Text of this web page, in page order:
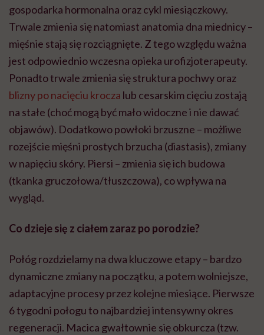
gospodarka hormonalna oraz cykl miesiączkowy.
Trwale zmienia się natomiast anatomia dna miednicy –
mięśnie stają się rozciągnięte. Z tego względu ważna
jest odpowiednio wczesna opieka urofizjoterapeuty.
Ponadto trwale zmienia się struktura pochwy oraz
blizny po nacięciu krocza lub cesarskim cięciu zostają
na stałe (choć mogą być mało widoczne i nie dawać
objawów). Dodatkowo powłoki brzuszne – możliwe
rozejście mięśni prostych brzucha (diastasis), zmiany
w napięciu skóry. Piersi – zmienia się ich budowa
(tkanka gruczołowa/tłuszczowa), co wpływa na
wygląd.
Co dzieje się z ciałem zaraz po porodzie?
Połóg rozdzielamy na dwa kluczowe etapy – bardzo
dynamiczne zmiany na początku, a potem wolniejsze,
adaptacyjne procesy przez kolejne miesiące. Pierwsze
6 tygodni połogu to najbardziej intensywny okres
regeneracji. Macica gwałtownie się obkurcza (tzw.